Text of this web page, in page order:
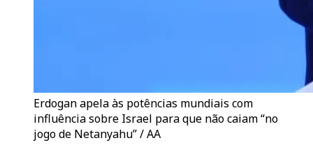
Erdogan apela às potências mundiais com
influência sobre Israel para que não caiam “no
jogo de Netanyahu” / AA